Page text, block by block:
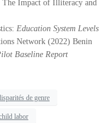
Impact of Illiteracy and
Education System Levels
Network (2022) Benin
Baseline Report
de genre
labor